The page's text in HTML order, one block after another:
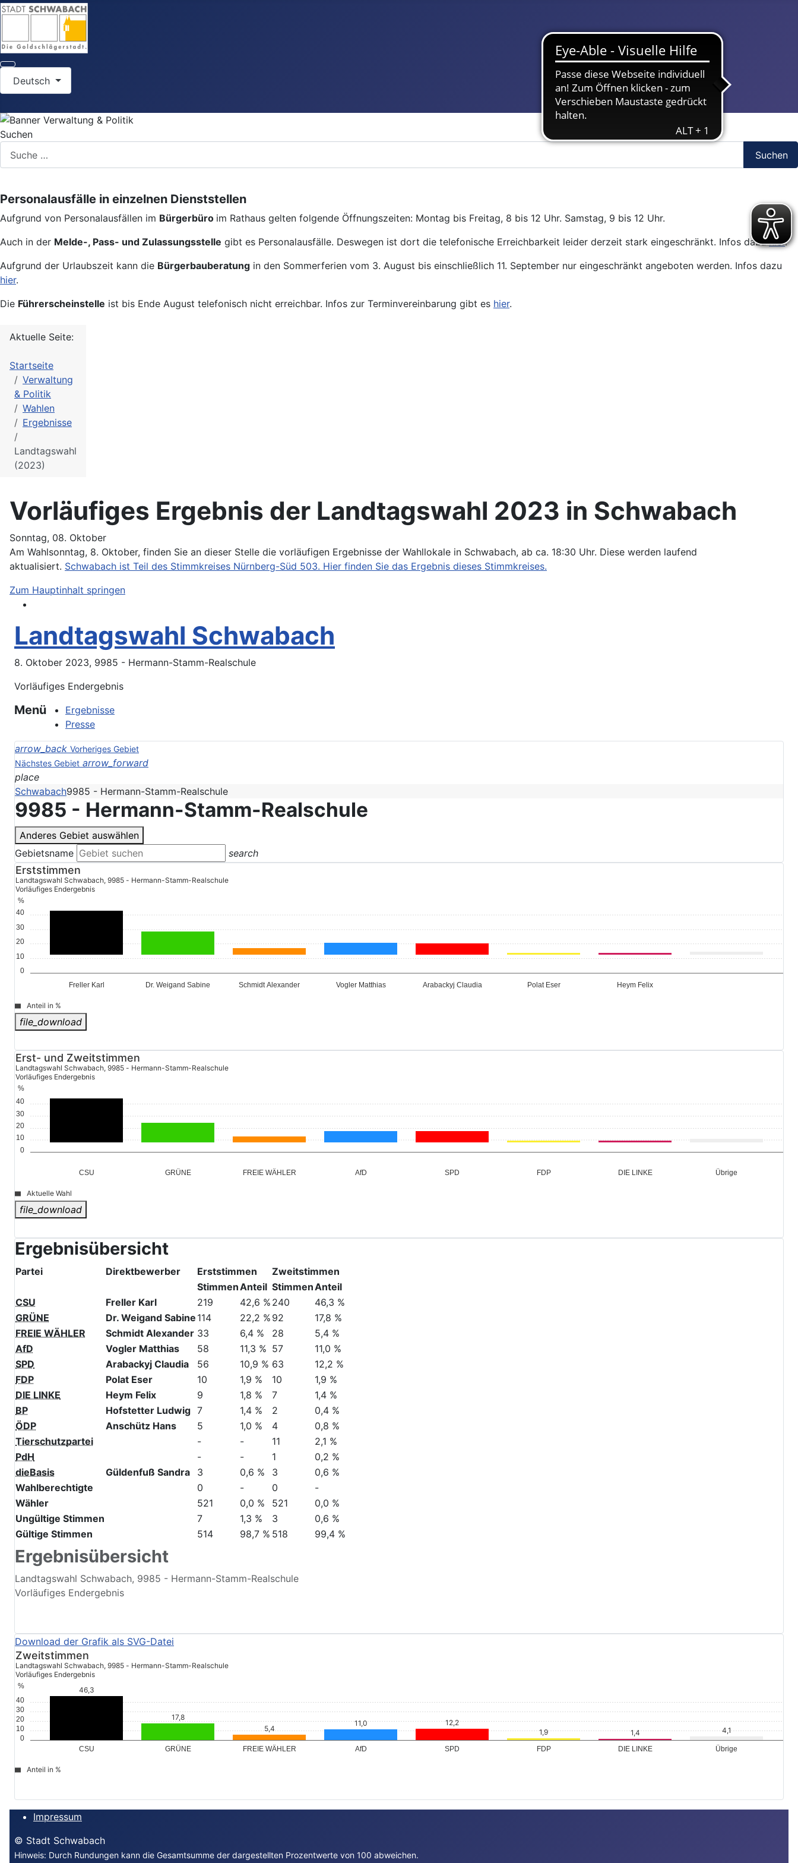
Deutsch
Suchen
Suchen
Personalausfälle in einzelnen Dienststellen
Aufgrund von Personalausfällen im Bürgerbüro im Rathaus gelten folgende Öffnungszeiten: Montag bis Freitag, 8 bis 12 Uhr. Samstag, 9 bis 12 Uhr.
Auch in der Melde-, Pass- und Zulassungsstelle gibt es Personalausfälle. Deswegen ist dort die telefonische Erreichbarkeit leider derzeit stark eingeschränkt. Infos dazuhier.
Aufgrund der Urlaubszeit kann die Bürgerbauberatung in den Sommerferien vom 3. August bis einschließlich 11. September nur eingeschränkt angeboten werden. Infos dazu
hier.
Die Führerscheinstelle ist bis Ende August telefonisch nicht erreichbar. Infos zur Terminvereinbarung gibt es hier.
Aktuelle Seite:
Startseite
Verwaltung
& Politik
Wahlen
Ergebnisse
Landtagswahl
(2023)
Vorläufiges Ergebnis der Landtagswahl 2023 in Schwabach
Sonntag, 08. Oktober
Am Wahlsonntag, 8. Oktober, finden Sie an dieser Stelle die vorläufigen Ergebnisse der Wahllokale in Schwabach, ab ca. 18:30 Uhr. Diese werden laufend
aktualisiert. Schwabach ist Teil des Stimmkreises Nürnberg-Süd 503. Hier finden Sie das Ergebnis dieses Stimmkreises.
Zum Hauptinhalt springen
Landtagswahl Schwabach
8. Oktober 2023, 9985 - Hermann-Stamm-Realschule
Vorläufiges Endergebnis
Menü
Ergebnisse
Presse
arrow_back Vorheriges Gebiet
Nächstes Gebiet arrow_forward
place
Schwabach9985 - Hermann-Stamm-Realschule
9985 - Hermann-Stamm-Realschule
Anderes Gebiet auswählen
Gebietsname
search
0
10
20
30
40
%
Freller Karl Dr. Weigand Sabine Schmidt Alexander Vogler Matthias Arabackyj Claudia Polat Eser Heym Felix
6,4
© Stadt Schwabach
Erststimmen
Landtagswahl Schwabach, 9985 - Hermann-Stamm-Realschule
Vorläufiges Endergebnis
Anteil in %
file_download
10
20
30
40
%
CSU GRÜNE FREIE WÄHLER AfD SPD FDP DIE LINKE Übrige
© Stadt Schwabach
Erst- und Zweitstimmen
Landtagswahl Schwabach, 9985 - Hermann-Stamm-Realschule
Vorläufiges Endergebnis
Aktuelle Wahl
file_download
Ergebnisübersicht
Ergebnisübersicht
Landtagswahl Schwabach, 9985 - Hermann-Stamm-Realschule
Vorläufiges Endergebnis
Partei Direktbewerber Erststimmen
Zweitstimmen
StimmenAnteil StimmenAnteil
CSU
Freller Karl 219 42,6 % 240
46,3 %
GRÜNE
Dr. Weigand Sabine 114 22,2 % 92
17,8 %
FREIE WÄHLER
Schmidt Alexander 33 6,4 % 28
5,4 %
AfD
Vogler Matthias 58 11,3 % 57
11,0 %
SPD
Arabackyj Claudia 56 10,9 % 63
12,2 %
FDP
Polat Eser 10 1,9 % 10
1,9 %
DIE LINKE
Heym Felix 9 1,8 % 7
1,4 %
BP
Hofstetter Ludwig 7 1,4 % 2
0,4 %
ÖDP
Anschütz Hans 5 1,0 % 4
0,8 %
Tierschutzpartei
- - 11
2,1 %
PdH
- - 1
0,2 %
dieBasis
Güldenfuß Sandra 3 0,6 % 3
0,6 %
Wahlberechtigte
0 - 0
-
Wähler
521 0,0 % 521
0,0 %
Ungültige Stimmen
7 1,3 % 3
0,6 %
Gültige Stimmen
514 98,7 % 518 99,4 %
10
20
30
40
%
Zweitstimmen
Landtagswahl Schwabach, 9985 - Hermann-Stamm-Realschule
Vorläufiges Endergebnis
Impressum